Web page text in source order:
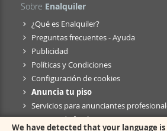
Sobre Enalquiler
¿Qué es Enalquiler?
Preguntas frecuentes - Ayuda
Publicidad
Políticas y Condiciones
Configuración de cookies
Anuncia tu piso
Servicios para anunciantes
Anuncio de fusión
We have detected that your language is